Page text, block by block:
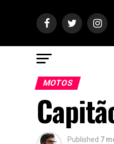
MOTOS
Published 7